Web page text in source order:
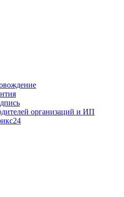
организаций и ИП